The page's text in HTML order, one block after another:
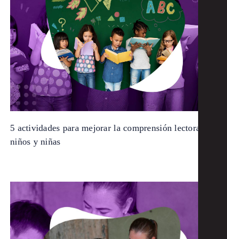
5 actividades para mejorar la comprensión lectora de
niños y niñas